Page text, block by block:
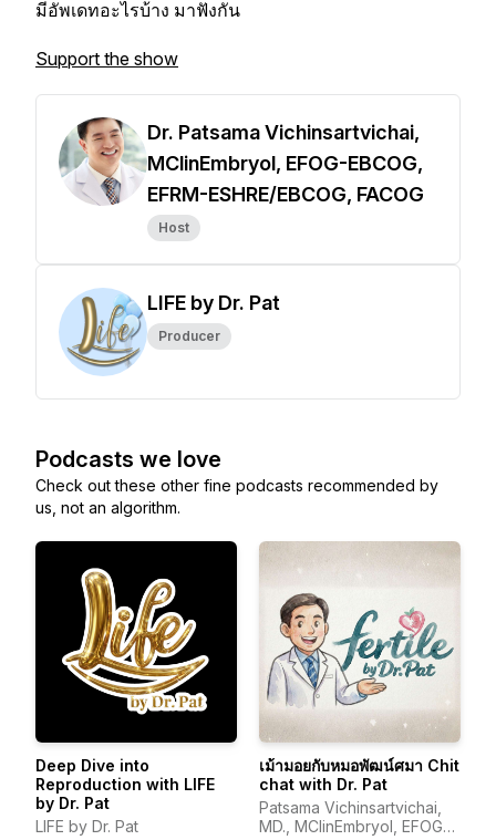
มีอัพเดทอะไรบ้าง มาฟังกัน
Support the show
Dr. Patsama Vichinsartvichai,
MClinEmbryol, EFOG-EBCOG,
EFRM-ESHRE/EBCOG, FACOG
Host
LIFE by Dr. Pat
Producer
Podcasts we love
Check out these other fine podcasts recommended by
us, not an algorithm.
Deep Dive into
Reproduction with LIFE
by Dr. Pat
LIFE by Dr. Pat
เม้ามอยกับหมอพัฒน์ศมา Chit
chat with Dr. Pat
Patsama Vichinsartvichai,
MD., MClinEmbryol, EFOG-